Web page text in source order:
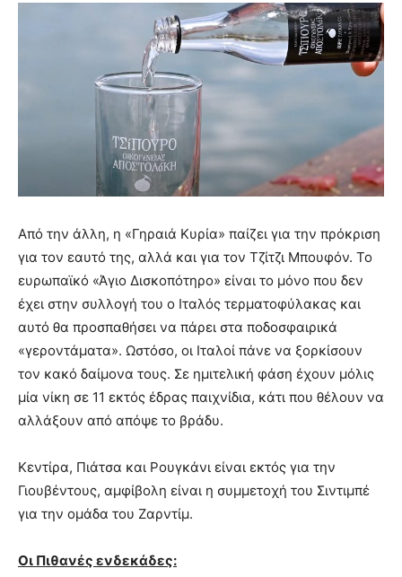
Από την άλλη, η «Γηραιά Κυρία» παίζει για την πρόκριση
για τον εαυτό της, αλλά και για τον Τζίτζι Μπουφόν. Το
ευρωπαϊκό «Άγιο Δισκοπότηρο» είναι το μόνο που δεν
έχει στην συλλογή του ο Ιταλός τερματοφύλακας και
αυτό θα προσπαθήσει να πάρει στα ποδοσφαιρικά
«γεροντάματα». Ωστόσο, οι Ιταλοί πάνε να ξορκίσουν
τον κακό δαίμονα τους. Σε ημιτελική φάση έχουν μόλις
μία νίκη σε 11 εκτός έδρας παιχνίδια, κάτι που θέλουν να
αλλάξουν από απόψε το βράδυ.
Κεντίρα, Πιάτσα και Ρουγκάνι είναι εκτός για την
Γιουβέντους, αμφίβολη είναι η συμμετοχή του Σιντιμπέ
για την ομάδα του Ζαρντίμ.
Οι Πιθανές ενδεκάδες: